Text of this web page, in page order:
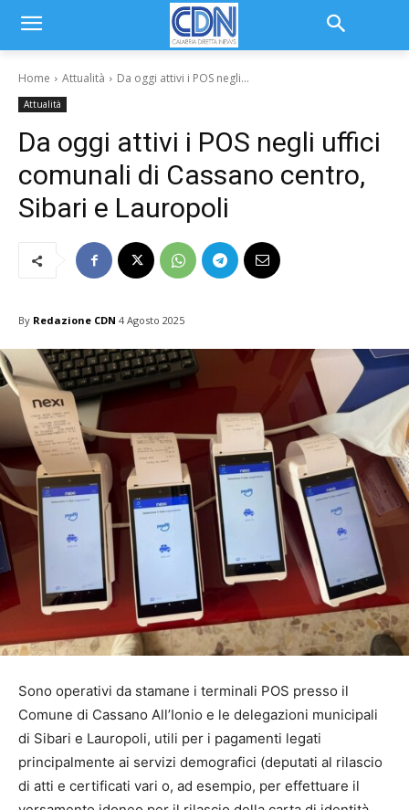
Home Attualità Da oggi attivi i POS negli...
Attualità
Da oggi attivi i POS negli uffici
comunali di Cassano centro,
Sibari e Lauropoli
By Redazione CDN 4 Agosto 2025
Sono operativi da stamane i terminali POS presso il
Comune di Cassano All’Ionio e le delegazioni municipali
di Sibari e Lauropoli, utili per i pagamenti legati
principalmente ai servizi demografici (deputati al rilascio
di atti e certificati vari o, ad esempio, per effettuare il